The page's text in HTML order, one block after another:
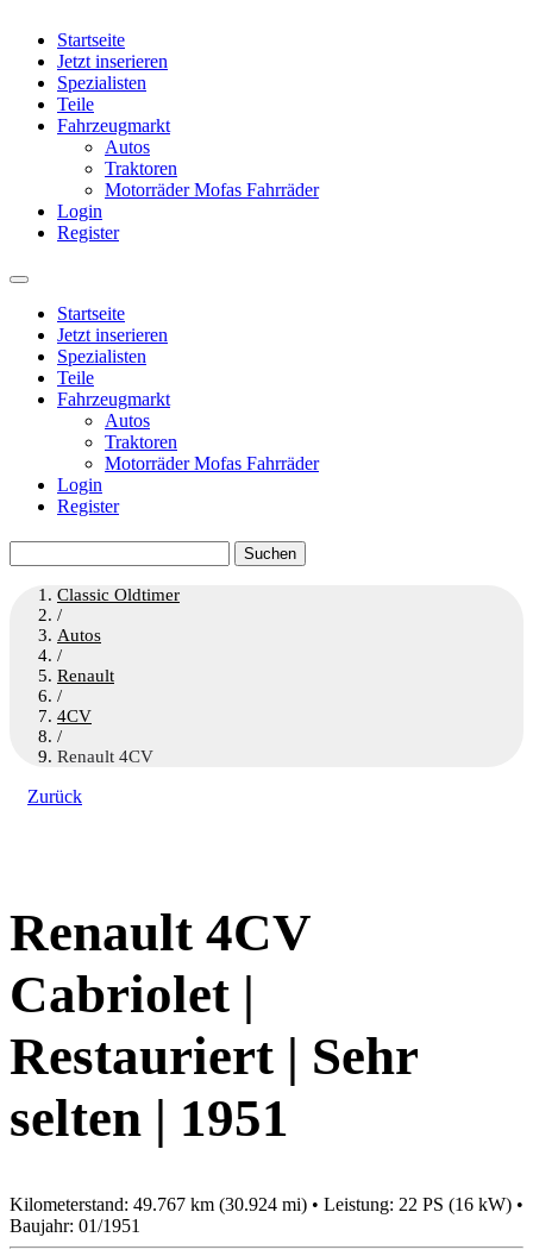
Startseite
Jetzt inserieren
Spezialisten
Teile
Fahrzeugmarkt
Autos
Traktoren
Motorräder Mofas Fahrräder
Login
Register
Startseite
Jetzt inserieren
Spezialisten
Teile
Fahrzeugmarkt
Autos
Traktoren
Motorräder Mofas Fahrräder
Login
Register
nach:
Classic Oldtimer
/
Autos
/
Renault
/
4CV
/
Renault 4CV
Zurück
Renault 4CV
Cabriolet |
Restauriert | Sehr
selten | 1951
Kilometerstand: 49.767 km (30.924 mi) • Leistung: 22 PS (16 kW) •
Baujahr: 01/1951